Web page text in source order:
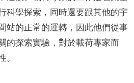
科學探索，同時還要跟其他的宇
站的正常的運轉，因此他們從事
的探索實驗，對於載荷專家而
。